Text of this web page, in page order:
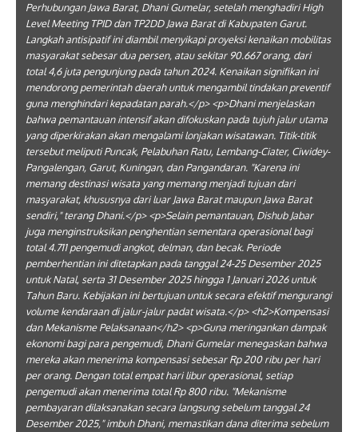
Perhubungan Jawa Barat, Dhani Gumelar, setelah menghadiri High
Level Meeting TPID dan TP2DD Jawa Barat di Kabupaten Garut.
Langkah antisipatif ini diambil menyikapi proyeksi kenaikan mobilitas
masyarakat sebesar dua persen, atau sekitar 90.667 orang, dari
total 4,6 juta pengunjung pada tahun 2024. Kenaikan signifikan ini
mendorong pemerintah daerah untuk mengambil tindakan preventif
guna menghindari kepadatan parah.</p> <p>Dhani menjelaskan
bahwa pemantauan intensif akan difokuskan pada tujuh jalur utama
yang diperkirakan akan mengalami lonjakan wisatawan. Titik-titik
tersebut meliputi Puncak, Pelabuhan Ratu, Lembang-Ciater, Ciwidey-
Pangalengan, Garut, Kuningan, dan Pangandaran. "Karena ini
memang destinasi wisata yang memang menjadi tujuan dari
masyarakat, khususnya dari luar Jawa Barat maupun Jawa Barat
sendiri," terang Dhani.</p> <p>Selain pemantauan, Dishub Jabar
juga menginstruksikan penghentian sementara operasional bagi
total 4.711 pengemudi angkot, delman, dan becak. Periode
pemberhentian ini ditetapkan pada tanggal 24-25 Desember 2025
untuk Natal, serta 31 Desember 2025 hingga 1 Januari 2026 untuk
Tahun Baru. Kebijakan ini bertujuan untuk secara efektif mengurangi
volume kendaraan di jalur-jalur padat wisata.</p> <h2>Kompensasi
dan Mekanisme Pelaksanaan</h2> <p>Guna meringankan dampak
ekonomi bagi para pengemudi, Dhani Gumelar menegaskan bahwa
mereka akan menerima kompensasi sebesar Rp 200 ribu per hari
per orang. Dengan total empat hari libur operasional, setiap
pengemudi akan menerima total Rp 800 ribu. "Mekanisme
pembayaran dilaksanakan secara langsung sebelum tanggal 24
Desember 2025," imbuh Dhani, memastikan dana diterima sebelum